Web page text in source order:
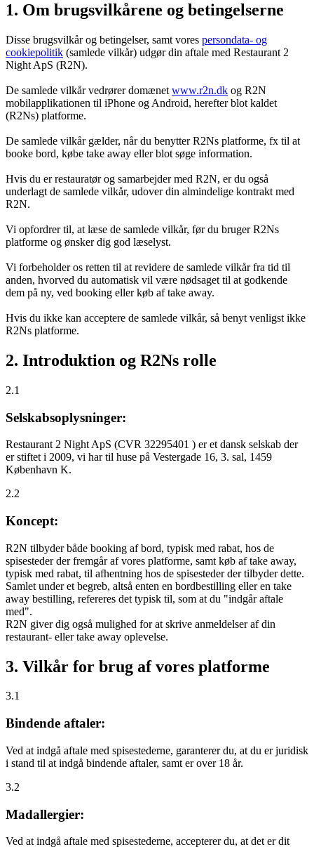
1. Om brugsvilkårene og betingelserne
Disse brugsvilkår og betingelser, samt vores persondata- og
cookiepolitik (samlede vilkår) udgør din aftale med Restaurant 2
Night ApS (R2N).
De samlede vilkår vedrører domænet www.r2n.dk og R2N
mobilapplikationen til iPhone og Android, herefter blot kaldet
(R2Ns) platforme.
De samlede vilkår gælder, når du benytter R2Ns platforme, fx til at
booke bord, købe take away eller blot søge information.
Hvis du er restauratør og samarbejder med R2N, er du også
underlagt de samlede vilkår, udover din almindelige kontrakt med
R2N.
Vi opfordrer til, at læse de samlede vilkår, før du bruger R2Ns
platforme og ønsker dig god læselyst.
Vi forbeholder os retten til at revidere de samlede vilkår fra tid til
anden, hvorved du automatisk vil være nødsaget til at godkende
dem på ny, ved booking eller køb af take away.
Hvis du ikke kan acceptere de samlede vilkår, så benyt venligst ikke
R2Ns platforme.
2. Introduktion og R2Ns rolle
2.1
Selskabsoplysninger:
Restaurant 2 Night ApS (CVR 32295401 ) er et dansk selskab der
er stiftet i 2009, vi har til huse på Vestergade 16, 3. sal, 1459
København K.
2.2
Koncept:
R2N tilbyder både booking af bord, typisk med rabat, hos de
spisesteder der fremgår af vores platforme, samt køb af take away,
typisk med rabat, til afhentning hos de spisesteder der tilbyder dette.
Samlet under et begreb, altså enten en bordbestilling eller en take
away bestilling, refereres det typisk til, som at du "indgår aftale
med".
R2N giver dig også mulighed for at skrive anmeldelser af din
restaurant- eller take away oplevelse.
3. Vilkår for brug af vores platforme
3.1
Bindende aftaler:
Ved at indgå aftale med spisestederne, garanterer du, at du er juridisk
i stand til at indgå bindende aftaler, samt er over 18 år.
3.2
Madallergier:
Ved at indgå aftale med spisestederne, accepterer du, at det er dit